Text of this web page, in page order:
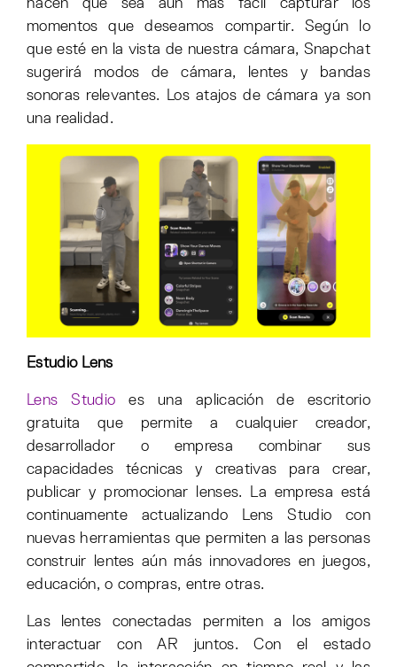
hacen que sea aún más fácil capturar los
momentos que deseamos compartir. Según lo
que esté en la vista de nuestra cámara, Snapchat
sugerirá modos de cámara, lentes y bandas
sonoras relevantes. Los atajos de cámara ya son
una realidad.
Estudio Lens
Lens Studio es una aplicación de escritorio
gratuita que permite a cualquier creador,
desarrollador o empresa combinar sus
capacidades técnicas y creativas para crear,
publicar y promocionar lenses. La empresa está
continuamente actualizando Lens Studio con
nuevas herramientas que permiten a las personas
construir lentes aún más innovadores en juegos,
educación, o compras, entre otras.
Las lentes conectadas permiten a los amigos
interactuar con AR juntos. Con el estado